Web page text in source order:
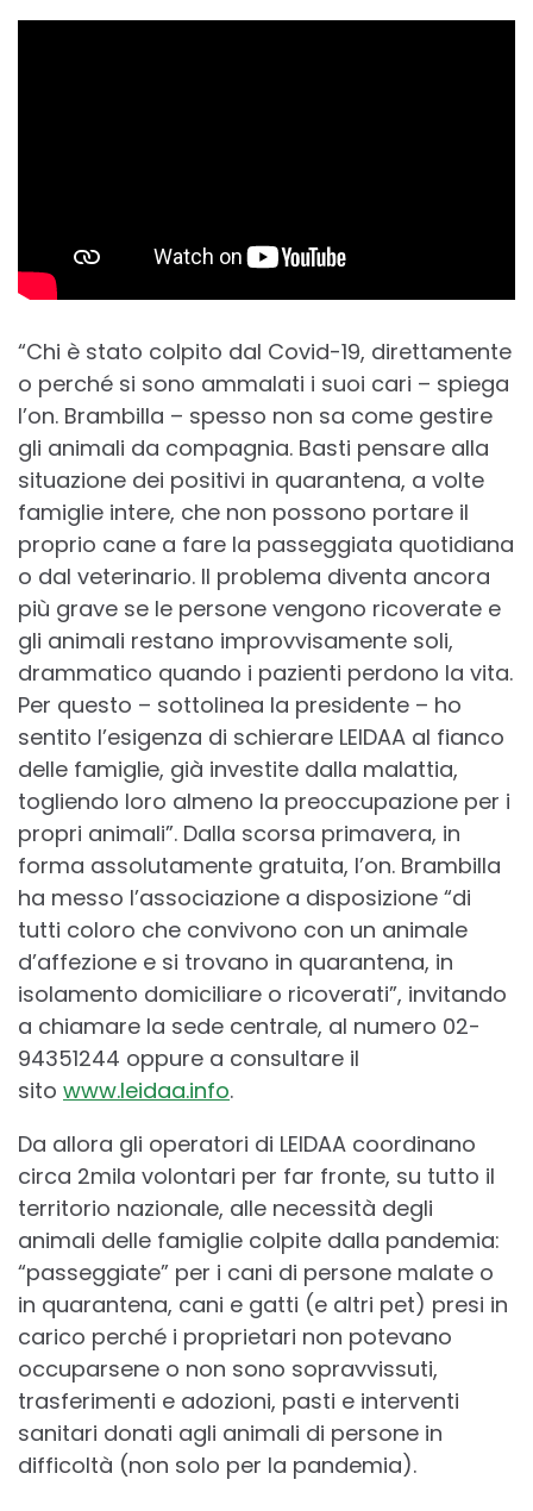
“Chi è stato colpito dal Covid-19, direttamente
o perché si sono ammalati i suoi cari – spiega
l’on. Brambilla – spesso non sa come gestire
gli animali da compagnia. Basti pensare alla
situazione dei positivi in quarantena, a volte
famiglie intere, che non possono portare il
proprio cane a fare la passeggiata quotidiana
o dal veterinario. Il problema diventa ancora
più grave se le persone vengono ricoverate e
gli animali restano improvvisamente soli,
drammatico quando i pazienti perdono la vita.
Per questo – sottolinea la presidente – ho
sentito l’esigenza di schierare LEIDAA al fianco
delle famiglie, già investite dalla malattia,
togliendo loro almeno la preoccupazione per i
propri animali”. Dalla scorsa primavera, in
forma assolutamente gratuita, l’on. Brambilla
ha messo l’associazione a disposizione “di
tutti coloro che convivono con un animale
d’affezione e si trovano in quarantena, in
isolamento domiciliare o ricoverati”, invitando
a chiamare la sede centrale, al numero 02-
94351244 oppure a consultare il
sito www.leidaa.info.
Da allora gli operatori di LEIDAA coordinano
circa 2mila volontari per far fronte, su tutto il
territorio nazionale, alle necessità degli
animali delle famiglie colpite dalla pandemia:
“passeggiate” per i cani di persone malate o
in quarantena, cani e gatti (e altri pet) presi in
carico perché i proprietari non potevano
occuparsene o non sono sopravvissuti,
trasferimenti e adozioni, pasti e interventi
sanitari donati agli animali di persone in
difficoltà (non solo per la pandemia).